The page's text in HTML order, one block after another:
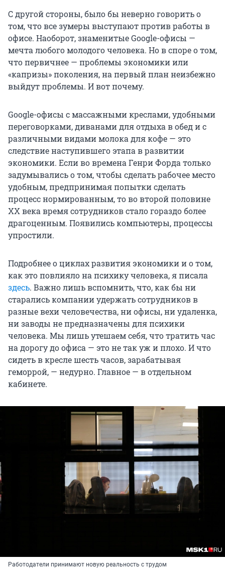
С другой стороны, было бы неверно говорить о
том, что все зумеры выступают против работы в
офисе. Наоборот, знаменитые Google-офисы —
мечта любого молодого человека. Но в споре о том,
что первичнее — проблемы экономики или
«капризы» поколения, на первый план неизбежно
выйдут проблемы. И вот почему.
Google-офисы с массажными креслами, удобными
переговорками, диванами для отдыха в обед и с
различными видами молока для кофе — это
следствие наступившего этапа в развитии
экономики. Если во времена Генри Форда только
задумывались о том, чтобы сделать рабочее место
удобным, предпринимая попытки сделать
процесс нормированным, то во второй половине
XX векавремя сотрудников стало гораздо более
драгоценным. Появились компьютеры, процессы
упростили.
Подробнее о циклах развития экономики и о том,
как это повлияло на психику человека, я писала
здесь. Важно лишь вспомнить, что, как бы ни
старались компании удержать сотрудников в
разные вехи человечества, ни офисы, ни удаленка,
ни заводы не предназначены для психики
человека. Мы лишь утешаем себя, что тратить час
на дорогу до офиса — это не так уж и плохо. И что
сидеть в кресле шесть часов, зарабатывая
геморрой, — недурно. Главное — в отдельном
кабинете.
Работодатели принимают новую реальность с трудом